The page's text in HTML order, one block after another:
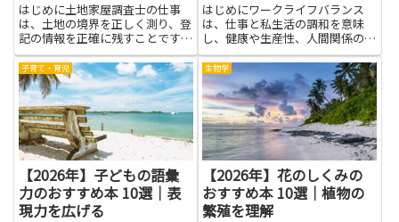
はじめに土地家屋調査士の仕事
は、土地の境界を正しく測り、登
記の情報を正確に残すことです。
測量の技術だけでなく、地図の読
み方や法的な手続きの流れを知っ
ておくと、現場での作業がスムー
ズになります。本を通じて基礎を
学ぶと、道具の使い方や測量の考
え...
はじめにワークライフバランス
は、仕事と私生活の調和を意味
し、健康や生産性、人間関係の質
に直結します。本記事で紹介する
ワークライフバランスに関する本
は、時間管理や優先順位の付け
方、ストレス対処法、人との関わ
り方など、日々の働き方を整える
ための...
子育て・育児
【2026年】子どもの語彙
力のおすすめ本 10選｜表
現力を広げる
生物学
【2026年】花のしくみの
おすすめ本 10選｜植物の
繁殖を理解